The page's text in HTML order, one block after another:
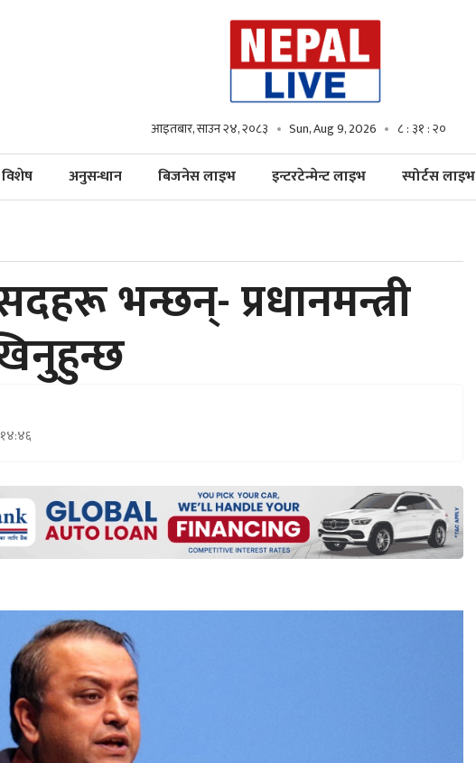
आइतबार, साउन २४, २०८३ Sun, Aug 9, 2026 ८ : ३१ : २२
विशेष अनुसन्धान बिजनेस लाइभ इन्टरटेन्मेन्ट लाइभ स्पोर्टस लाइभ
भन्छन्- प्रधानमन्त्री
१४:४६